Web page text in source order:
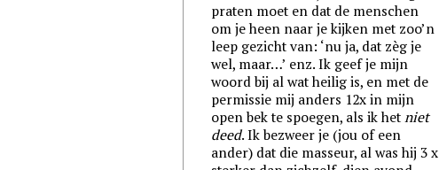
praten moet en dat de menschen
om je heen naar je kijken met zoo’n
leep gezicht van: ‘nu ja, dat zèg je
wel, maar…’ enz. Ik geef je mijn
woord bij al wat heilig is, en met de
permissie mij anders 12x in mijn
open bek te spoegen, als ik hetniet
deed. Ik bezweer je (jou of een
ander) dat die masseur, al was hij 3 x